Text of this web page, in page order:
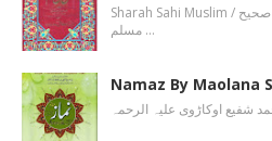
Sharah Sahi Muslim / شرح صحیح مسلم مع حقائق شرح صحیح
مسلم …
Namaz By Maolana